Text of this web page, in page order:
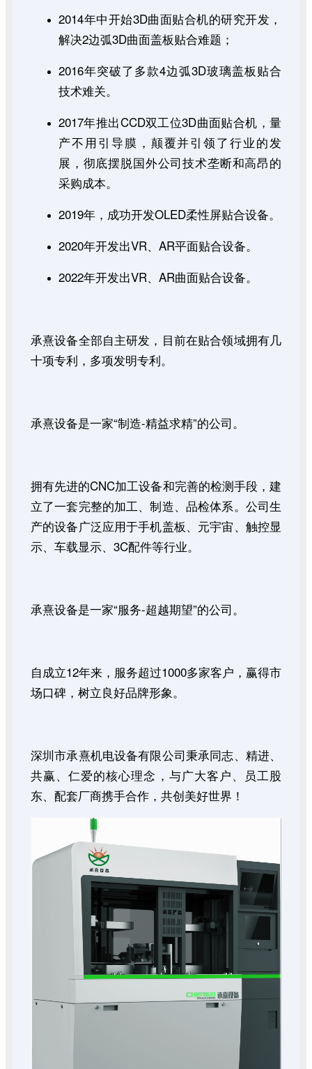
2014年中开始3D曲面贴合机的研究开发，
解决2边弧3D曲面盖板贴合难题；
2016年突破了多款4边弧3D玻璃盖板贴合
技术难关。
2017年推出CCD双工位3D曲面贴合机，量
产不用引导膜，颠覆并引领了行业的发
展，彻底摆脱国外公司技术垄断和高昂的
采购成本。
2019年，成功开发OLED柔性屏贴合设备。
2020年开发出VR、AR平面贴合设备。
2022年开发出VR、AR曲面贴合设备。
承熹设备全部自主研发，目前在贴合领域拥有几
十项专利，多项发明专利。
承熹设备是一家“制造-精益求精”的公司。
拥有先进的CNC加工设备和完善的检测手段，建
立了一套完整的加工、制造、品检体系。公司生
产的设备广泛应用于手机盖板、元宇宙、触控显
示、车载显示、3C配件等行业。
承熹设备是一家“服务-超越期望”的公司。
自成立12年来，服务超过1000多家客户，赢得市
场口碑，树立良好品牌形象。
深圳市承熹机电设备有限公司秉承同志、精进、
共赢、仁爱的核心理念，与广大客户、员工股
东、配套厂商携手合作，共创美好世界！